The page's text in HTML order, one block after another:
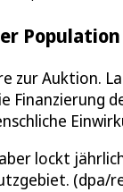
Population
zur Auktion.
lockt
(dpa/